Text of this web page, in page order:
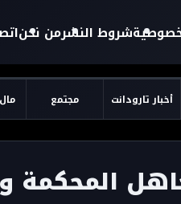
شروط النشرمن نحن
أخبار تارودانت مجتمع